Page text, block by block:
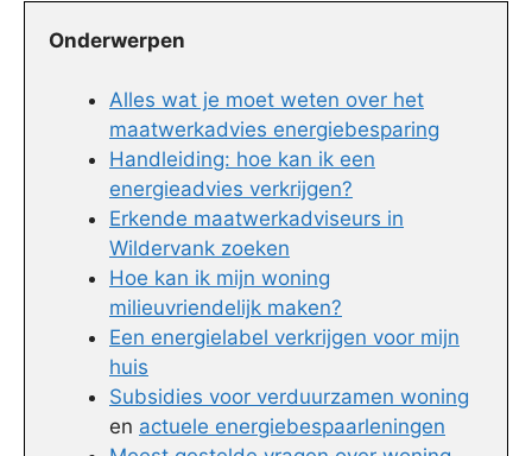
Onderwerpen
Alles wat je moet weten over het
maatwerkadvies energiebesparing
Handleiding: hoe kan ik een
energieadvies verkrijgen?
Erkende maatwerkadviseurs in
Wildervank zoeken
Hoe kan ik mijn woning
milieuvriendelijk maken?
Een energielabel verkrijgen voor mijn
huis
Subsidies voor verduurzamen woning
en actuele energiebespaarleningen